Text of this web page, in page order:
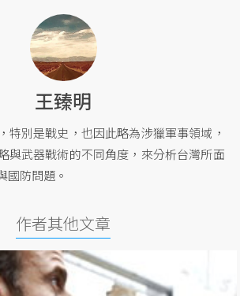
王臻明
特別是戰史，也因此略為涉獵軍事領域，
與武器戰術的不同角度，來分析台灣所面
國防問題。
作者其他文章